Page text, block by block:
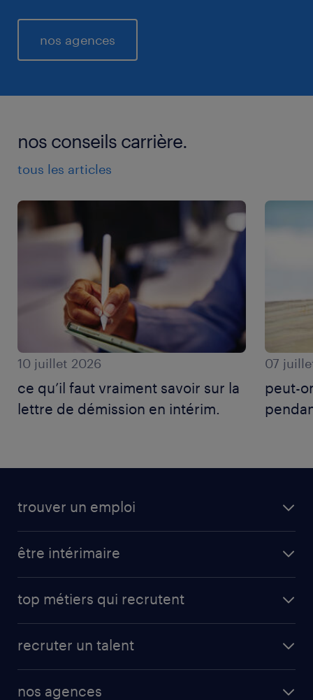
nos agences
nos conseils carrière.
tous les articles
10 juillet 2026
ce qu’il faut vraiment savoir sur la
lettre de démission en intérim.
07
peut-
trouver un emploi
être intérimaire
top métiers qui recrutent
recruter un talent
nos agences